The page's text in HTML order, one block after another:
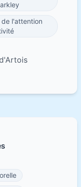
l'attention